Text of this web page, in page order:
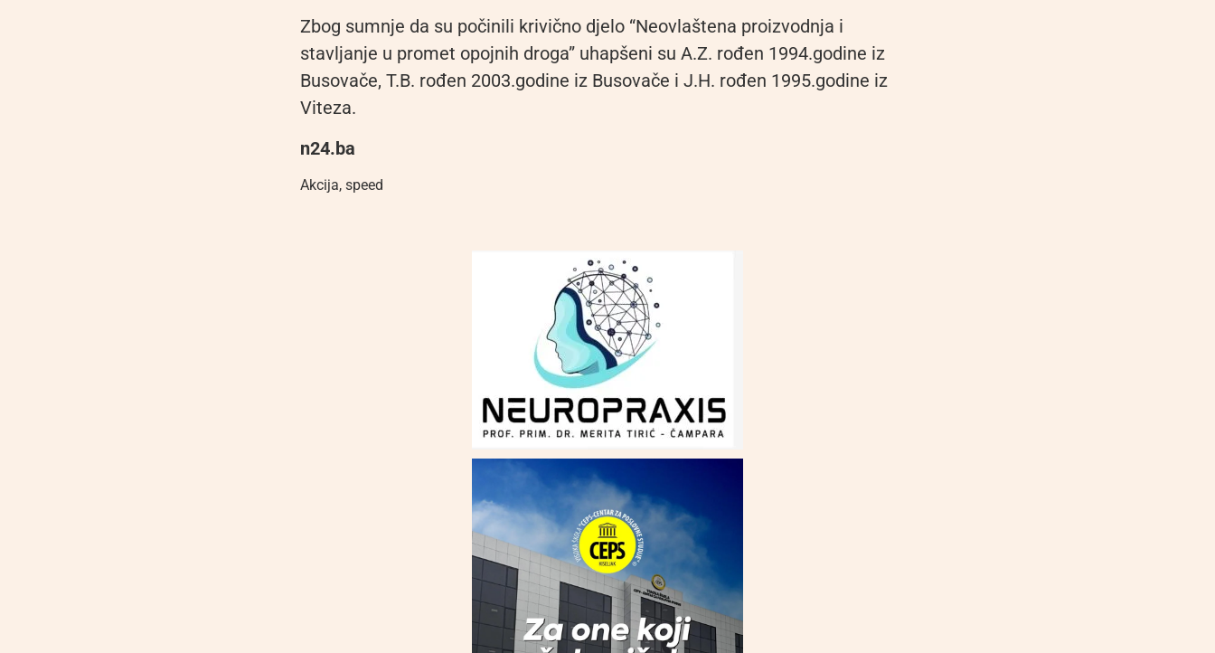
Zbog sumnje da su počinili krivično djelo “Neovlaštena proizvodnja i
stavljanje u promet opojnih droga” uhapšeni su A.Z. rođen 1994.godine iz
Busovače, T.B. rođen 2003.godine iz Busovače i J.H. rođen 1995.godine iz
Viteza.
n24.ba
Akcija, speed